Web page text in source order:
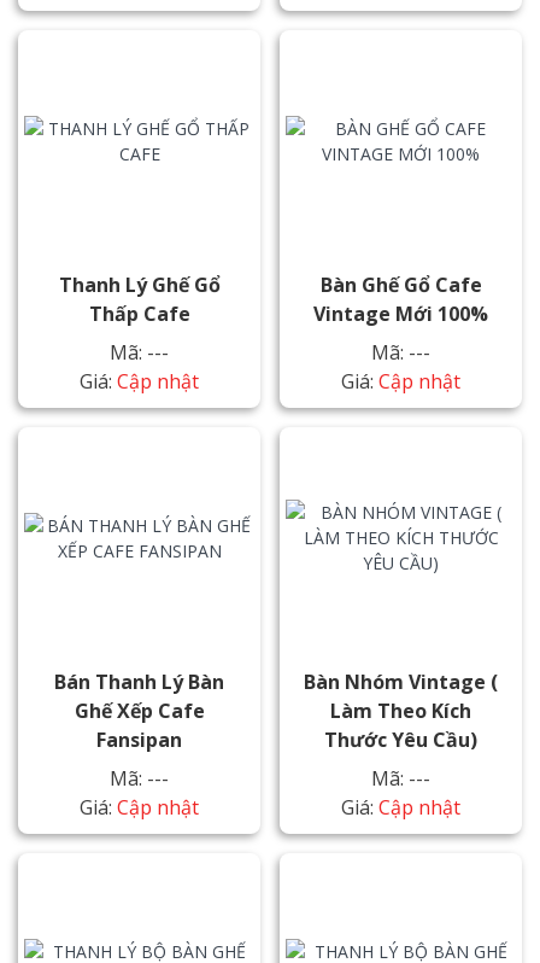
Thanh Lý Ghế Gổ
Thấp Cafe
Mã: ---
Giá: Cập nhật
Bàn Ghế Gổ Cafe
Vintage Mới 100%
Mã: ---
Giá: Cập nhật
Bán Thanh Lý Bàn
Ghế Xếp Cafe
Fansipan
Mã: ---
Giá: Cập nhật
Bàn Nhóm Vintage (
Làm Theo Kích
Thước Yêu Cầu)
Mã: ---
Giá: Cập nhật